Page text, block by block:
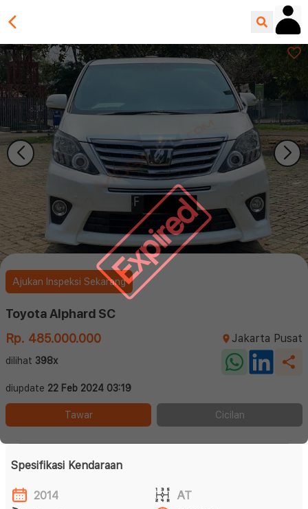
Expired
Ajukan Inspeksi Sekarang
Toyota Alphard SC
Rp. 485.000.000
Jakarta Pusat
dilihat 398x
diupdate 22 Feb 2024 03:19
Tawar Cicilan
Spesifikasi Kendaraan
2014
AT